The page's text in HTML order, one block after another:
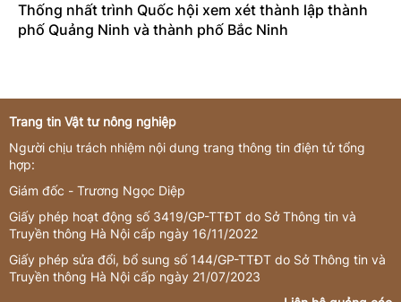
Thống nhất trình Quốc hội xem xét thành lập thành
phố Quảng Ninh và thành phố Bắc Ninh
Trang tin Vật tư nông nghiệp
Người chịu trách nhiệm nội dung trang thông tin điện tử tổng
hợp:
Giám đốc - Trương Ngọc Diệp
Giấy phép hoạt động số 3419/GP-TTĐT do Sở Thông tin và
Truyền thông Hà Nội cấp ngày 16/11/2022
Giấy phép sửa đổi, bổ sung số 144/GP-TTĐT do Sở Thông tin và
Truyền thông Hà Nội cấp ngày 21/07/2023